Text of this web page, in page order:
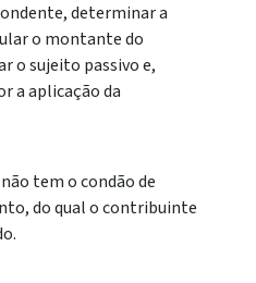
determinar a
o montante do
o sujeito passivo e,
a aplicação da
tem o condão de
do qual o contribuinte